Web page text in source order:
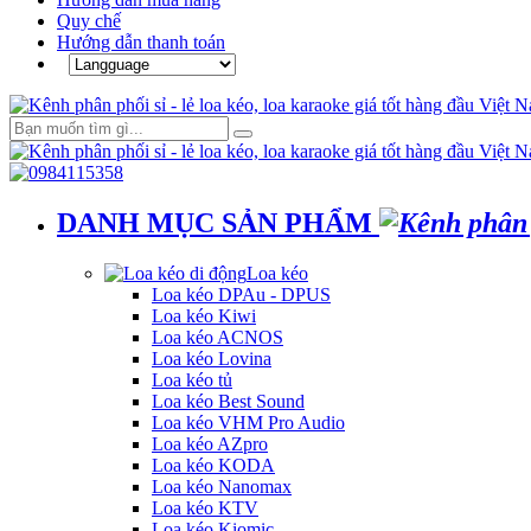
Quy chế
Hướng dẫn thanh toán
DANH MỤC SẢN PHẨM
Loa kéo
Loa kéo DPAu - DPUS
Loa kéo Kiwi
Loa kéo ACNOS
Loa kéo Lovina
Loa kéo tủ
Loa kéo Best Sound
Loa kéo VHM Pro Audio
Loa kéo AZpro
Loa kéo KODA
Loa kéo Nanomax
Loa kéo KTV